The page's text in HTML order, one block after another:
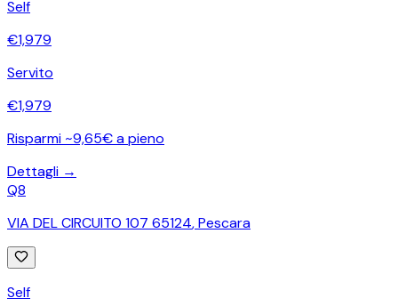
Self
€1,979
Servito
€1,979
Risparmi ~9,65€ a pieno
Dettagli →
Q8
VIA DEL CIRCUITO 107 65124,Pescara
Self